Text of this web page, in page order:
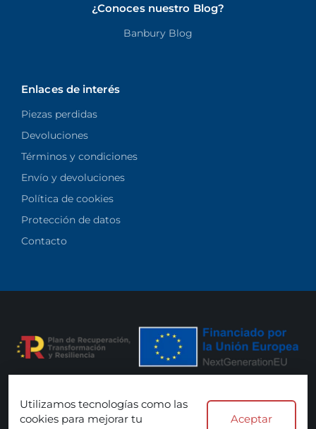
¿Conoces nuestro Blog?
Banbury Blog
Enlaces de interés
Piezas perdidas
Devoluciones
Términos y condiciones
Envío y devoluciones
Política de cookies
Protección de datos
Contacto
Utilizamos tecnologías como las
cookies para mejorar tu
Aceptar